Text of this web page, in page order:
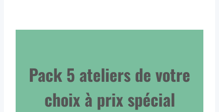
Pack 5 ateliers de votre
choix à prix spécial